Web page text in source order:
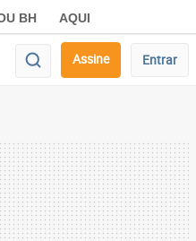
BH AQUI
Assine Entrar